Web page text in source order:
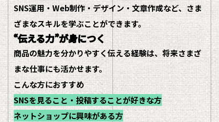
SNS運用・Web制作・デザイン・文章作成など、さま
ざまなスキルを学ぶことができます。
“伝える力”が身につく
商品の魅力を分かりやすく伝える経験は、将来さまざ
まな仕事にも活かせます。
こんな方におすすめ
SNSを見ること・投稿することが好きな方
ネットショップに興味がある方